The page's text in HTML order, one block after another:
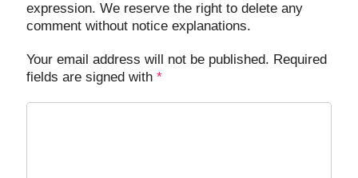
expression. We reserve the right to delete any
comment without notice explanations.
Your email address will not be published. Required
fields are signed with*